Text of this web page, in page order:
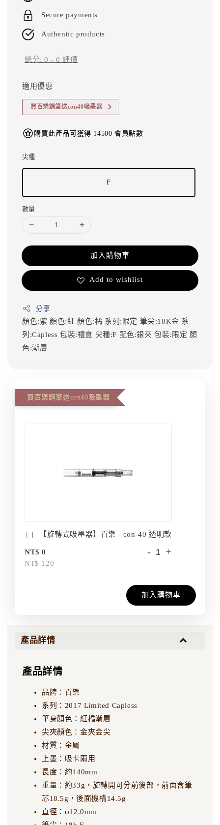
Secure payments
Authentic products
總分:0 - 0 評價
適用優惠
買百樂鋼筆送con40吸墨器
購買此產品可獲得 14500 會員點數
尖種
F
數量
加入購物車
Add to wishlist
分享
顏色:紫 顏色:紅 顏色:橘 系列:限定 筆尖:18K金 系
列:Capless 包裝:禮盒 尖種:F 配色:銀夾包裝:限定 顏
色:漸層
買百樂鋼筆送con40吸墨器
【旋轉式吸墨器】百樂 - con-40 透明款
NT$ 0
NT$ 120
- +
加入購物車
產品詳情
產品詳情
品牌：百樂
系列：2017 Limited Capless
筆身顏色：紅橘漸層
尖夾顏色：金夾金尖
材質：金屬
上墨：吸卡兩用
長度：約140mm
重量：約33g，旋轉開可分前後部，前面含筆
芯18.5g，後面機構14.5g
直徑：φ12.0mm